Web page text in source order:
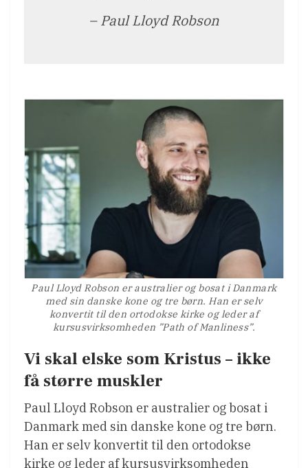
– Paul Lloyd Robson
Paul Lloyd Robson er australier og bosat i Danmark
med sin danske kone og tre børn. Han er selv
konvertit til den ortodokse kirke og leder af
kursusvirksomheden ”Path of Manliness”.
Vi skal elske som Kristus – ikke
få større muskler
Paul Lloyd Robson er australier og bosat i
Danmark med sin danske kone og tre børn.
Han er selv konvertit til den ortodokse
kirke og leder af kursusvirksomheden